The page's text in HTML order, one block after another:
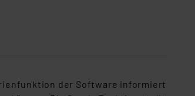
der Software informiert